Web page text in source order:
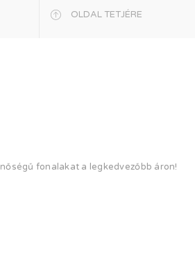
OLDAL TETJÉRE
fonalakat a legkedvezőbb áron!